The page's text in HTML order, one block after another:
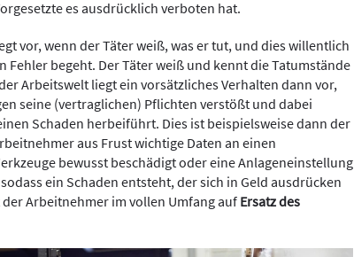
es ausdrücklich verboten hat.
vor, wenn der Täter weiß, was er tut, und dies willentlich
Fehler begeht. Der Täter weiß und kennt die Tatumstände
Arbeitswelt liegt ein vorsätzliches Verhalten dann vor,
seine (vertraglichen) Pflichten verstößt und dabei
Schaden herbeiführt. Dies ist beispielsweise dann der
aus Frust wichtige Daten an einen
bewusst beschädigt oder eine Anlageneinstellung
ein Schaden entsteht, der sich in Geld ausdrücken
Arbeitnehmer im vollen Umfang auf Ersatz des